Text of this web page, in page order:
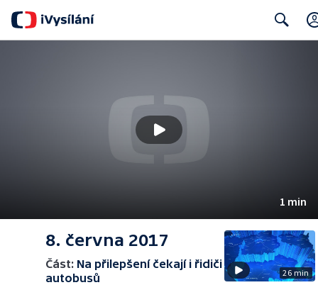
1 min
8. června 2017
Část: Na přilepšení čekají i řidiči
autobusů
26 min